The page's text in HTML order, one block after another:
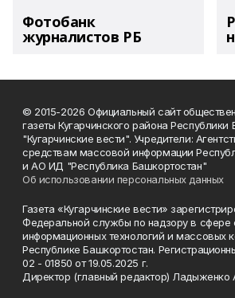
Фотобанк
журналистов РБ
© 2015-2026 Официальный сайт
газеты Кугарчинского района Республики
"Кугарчинские вести". Учредители:
средствам массовой информации
и АО ИД "Республика Башкортостан"
Об использовании персональных данных
Газета «Кугарчинские вести»
Федеральной службы по надзору в сфере
информационных технологий и массовых
Республике Башкортостан.
02 - 01850 от 19.05.2025 г.
Директор (главный редактор) Ладыженко